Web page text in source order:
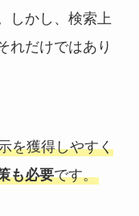
しかし、検索上
れだけではあり
を獲得しやすく
も必要です。